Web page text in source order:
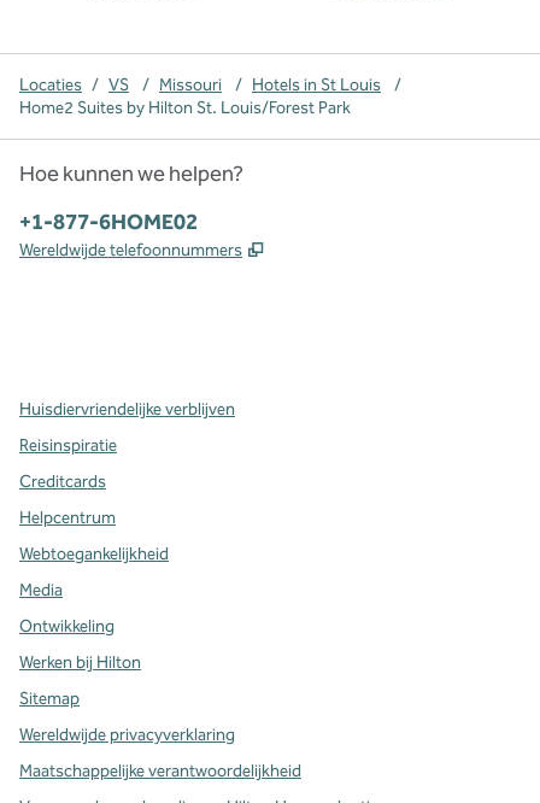
Locaties / VS / Missouri / Hotels in St Louis
/
Home2 Suites by Hilton St. Louis/Forest Park
Hoe kunnen we helpen?
Telefoon:
+1-877-6HOME02
Wereldwijde telefoonnummers ,
Huisdiervriendelijke verblijven
Reisinspiratie
Creditcards
Helpcentrum
Webtoegankelijkheid
Media
Ontwikkeling
Werken bij Hilton
Sitemap
Wereldwijde privacyverklaring
Maatschappelijke verantwoordelijkheid